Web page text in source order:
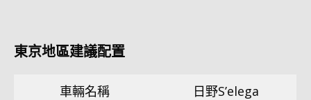
東京地區建議配置
車輛名稱
日野S’elega